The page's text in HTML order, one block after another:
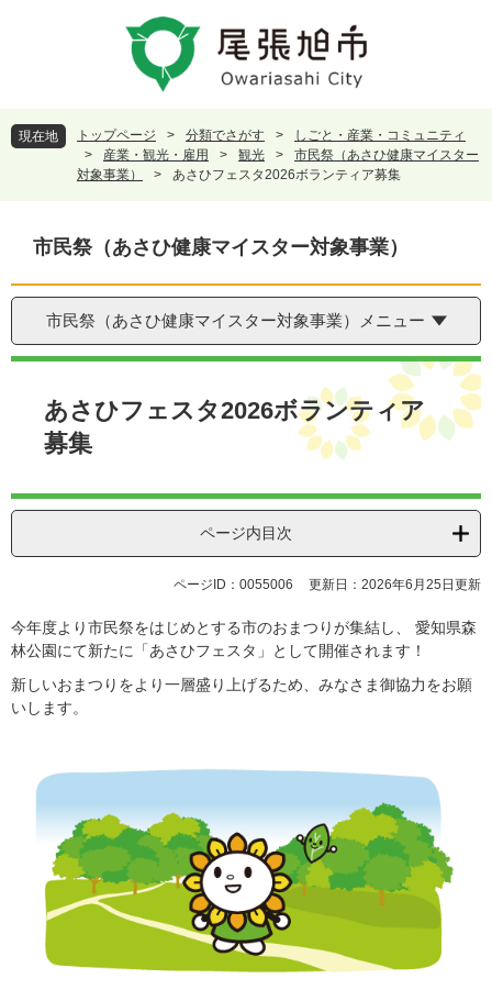
頭
で
飛
ば
現在地 トップページ > 分類でさがす >
しごと・産業・コミュニティ
>
産業・観光・雇用 > 観光 >
市民祭（あさひ健康マイスター
対象事業）
> あさひフェスタ2026ボランティア募集
市民祭（あさひ健康マイスター対象事業）
市民祭（あさひ健康マイスター対象事業）メニュー
本
あさひフェスタ2026ボランティア
募集
ページ内目次
ページID：0055006 更新日：2026年6月25日更新
今年度より市民祭をはじめとする市のおまつりが集結し、 愛知県森
林公園にて新たに「あさひフェスタ」として開催されます！
新しいおまつりをより一層盛り上げるため、みなさま御協力をお願
いします。